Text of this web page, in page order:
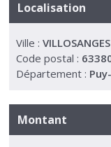
Localisation
Ville : VILLOSANGES
Code postal :
Département :
Montant